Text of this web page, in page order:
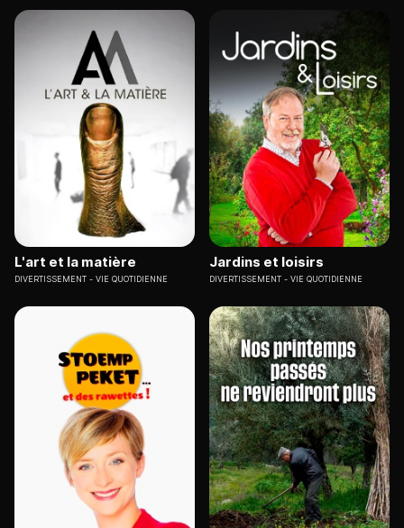
L'art et la matière
DIVERTISSEMENT VIE QUOTIDIENNE
Jardins et loisirs
DIVERTISSEMENT VIE QUOTIDIENNE